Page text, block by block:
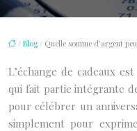
/ Blog/ Quelle somme d’argent
L’échange de cadeaux
qui fait partie intégrante
pour célébrer un
simplement pour